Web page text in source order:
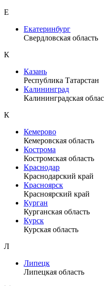
Е
Екатеринбург
Свердловская область
К
Казань
Республика Татарстан
Калининград
Калининградская
К
Кемерово
Кемеровская область
Кострома
Костромская область
Краснодар
Краснодарский край
Красноярск
Красноярский край
Курган
Курганская область
Курск
Курская область
Л
Липецк
Липецкая область